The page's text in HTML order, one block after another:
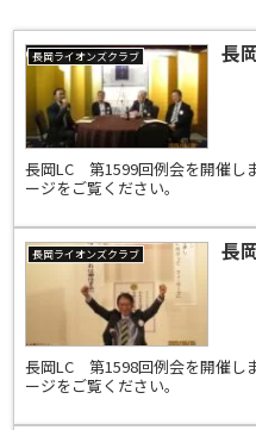
長岡ライオンズクラブ 長
長岡LC 第1599回例会を開催し
ージをご覧ください。
長岡ライオンズクラブ 長
長岡LC 第1598回例会を開催し
ージをご覧ください。